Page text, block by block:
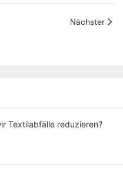
Nächster
Textilabfälle reduzieren?